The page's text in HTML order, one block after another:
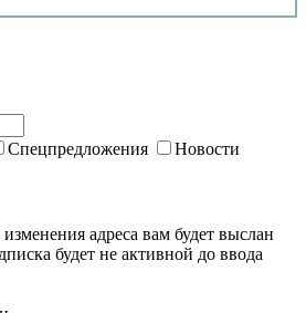
Спецпредложения
Новости
адреса вам будет выслан
будет не активной до ввода